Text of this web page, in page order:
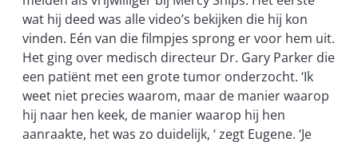
wat hij deed was alle video’s bekijken die hij kon
vinden. Eén van die filmpjes sprong er voor hem uit.
Het ging over medisch directeur Dr. Gary Parker die
een patiënt met een grote tumor onderzocht. ‘Ik
weet niet precies waarom, maar de manier waarop
hij naar hen keek, de manier waarop hij hen
aanraakte, het was zo duidelijk, ‘ zegt Eugene. ‘Je